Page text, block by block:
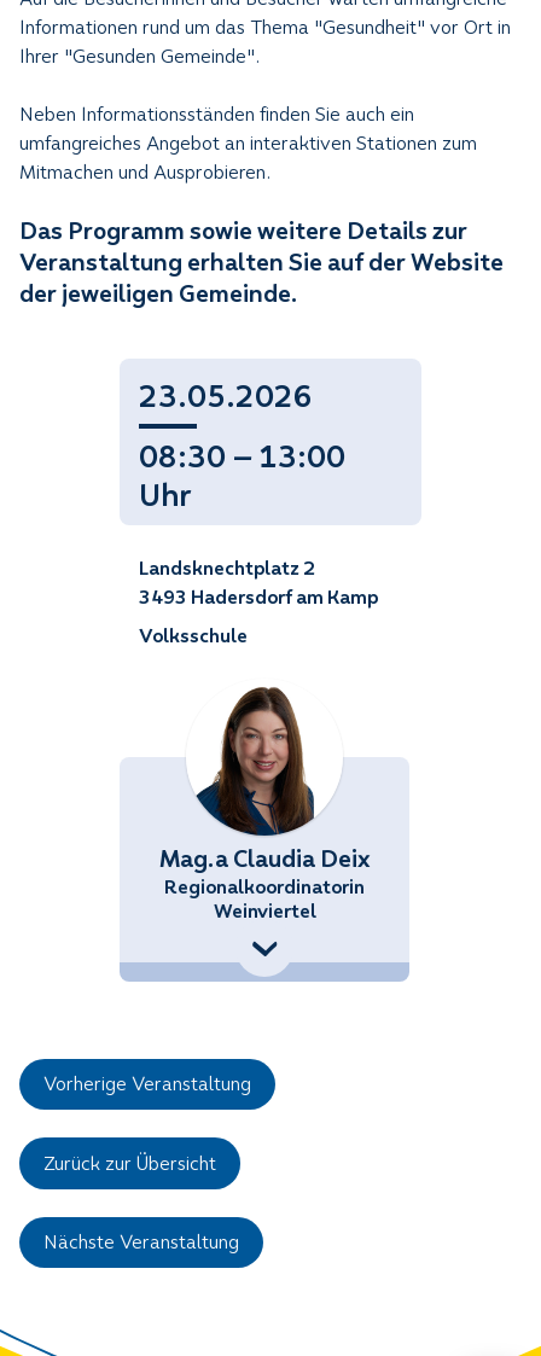
Informationen rund um das Thema "Gesundheit" vor Ort in
Ihrer "Gesunden Gemeinde".
Neben Informationsständen finden Sie auch ein
umfangreiches Angebot an interaktiven Stationen zum
Mitmachen und Ausprobieren.
Das Programm sowie weitere Details zur
Veranstaltung erhalten Sie auf der Website
der jeweiligen Gemeinde.
23.05.2026
08:30 — 13:00
Uhr
Landsknechtplatz 2
3493 Hadersdorf am Kamp
Volksschule
Mag.a Claudia Deix
Regionalkoordinatorin
Weinviertel
Vorherige Veranstaltung
Zurück zur Übersicht
Nächste Veranstaltung